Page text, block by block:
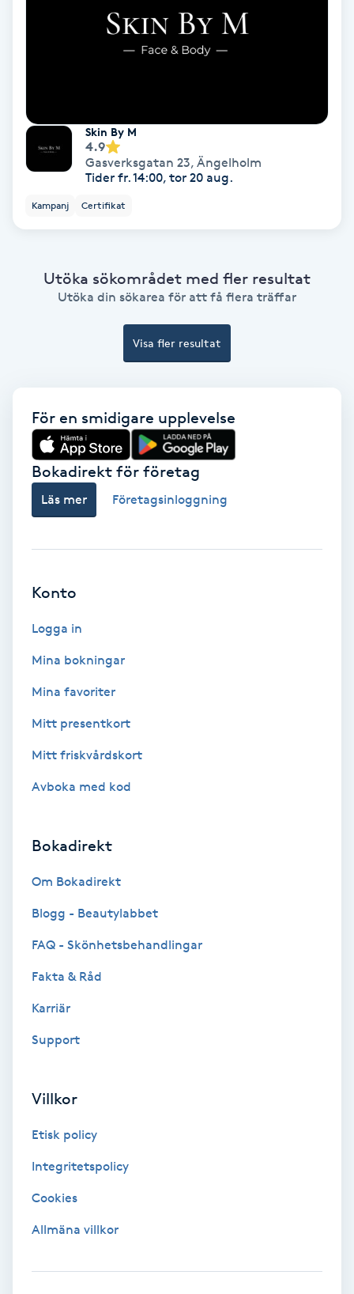
Enzympeeling
Extensions borttagning
Eyeliner-tatuering
Fet hårbotten
Fettreducering
Fibromassage
Fotvård
Fransborttagning
Fransförlängning Megavolym
Fransk manikyr
Fransrengöring
Frekvensterapi
Friskvård
Frisör
Funktionsanalys
Skin By M
4.9
Gasverksgatan 23, Ängelholm
Tider fr. 14:00, tor 20 aug.
Kampanj Certifikat
Utöka sökområdet med fler resultat
Utöka din sökarea för att få flera träffar
Visa fler resultat
För en smidigare upplevelse
Bokadirekt för företag
Läs mer Företagsinloggning
Konto
Logga in
Mina bokningar
Mina favoriter
Mitt presentkort
Mitt friskvårdskort
Avboka med kod
Bokadirekt
Om Bokadirekt
Blogg - Beautylabbet
FAQ - Skönhetsbehandlingar
Fakta & Råd
Karriär
Support
Villkor
Etisk policy
Integritetspolicy
Cookies
Allmäna villkor